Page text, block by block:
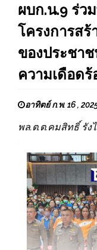
ผบก.น.9 ร่ว
โครงการสร้
ของประชา
ความเดือด
อาทิตย์ ก.พ. 16 ,
พล.ต.ต.คมสิทธิ์ รัง